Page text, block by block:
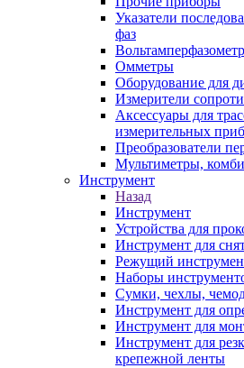
Указатели
фаз
Омметры
Оборудование для
Измерители
Аксессуары для
измерительных
Преобразователи
Мультиметры,
Инструмент
Назад
Инструмент
Устройства для
Инструмент для
Режущий
Наборы
Сумки, чехлы,
Инструмент для
Инструмент для
Инструмент для
крепежной ленты